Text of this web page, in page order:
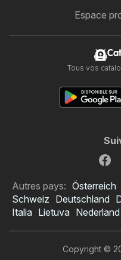
Espace
Tous vos
Autres pays: Österreich
Schweiz Deutschland
Italia Lietuva Nederland
Copyright ©